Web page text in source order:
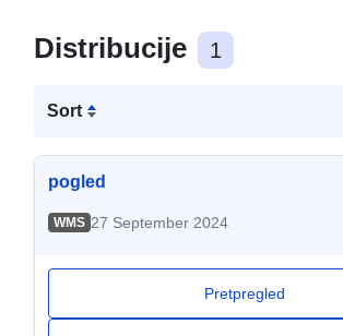
Distribucije 1
Sort
pogled
WMS 27 September 2024
Pretpregled